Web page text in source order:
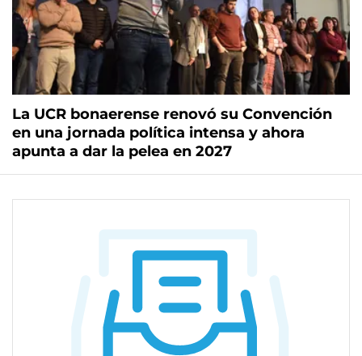
La UCR bonaerense renovó su Convención
en una jornada política intensa y ahora
apunta a dar la pelea en 2027